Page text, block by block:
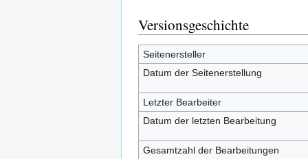
Versionsgeschichte
Seitenersteller
Datum der Seitenerstellung
Letzter Bearbeiter
Datum der letzten Bearbeitung
Gesamtzahl der Bearbeitungen